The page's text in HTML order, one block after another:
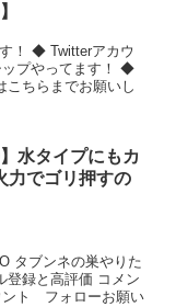
！ ◆ Twitterアカウ
プやってます！ ◆
ちらまでお願いし
水タイプにもカ
力でゴリ押すの
タブンネの巣やりた
登録と高評価 コメン
ント フォローお願い